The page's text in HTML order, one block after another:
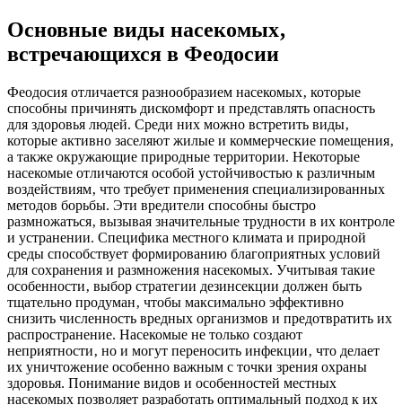
Основные виды насекомых‚
встречающихся в Феодосии
Феодосия отличается разнообразием насекомых‚ которые
способны причинять дискомфорт и представлять опасность
для здоровья людей. Среди них можно встретить виды‚
которые активно заселяют жилые и коммерческие помещения‚
а также окружающие природные территории. Некоторые
насекомые отличаются особой устойчивостью к различным
воздействиям‚ что требует применения специализированных
методов борьбы. Эти вредители способны быстро
размножаться‚ вызывая значительные трудности в их контроле
и устранении. Специфика местного климата и природной
среды способствует формированию благоприятных условий
для сохранения и размножения насекомых. Учитывая такие
особенности‚ выбор стратегии дезинсекции должен быть
тщательно продуман‚ чтобы максимально эффективно
снизить численность вредных организмов и предотвратить их
распространение. Насекомые не только создают
неприятности‚ но и могут переносить инфекции‚ что делает
их уничтожение особенно важным с точки зрения охраны
здоровья. Понимание видов и особенностей местных
насекомых позволяет разработать оптимальный подход к их